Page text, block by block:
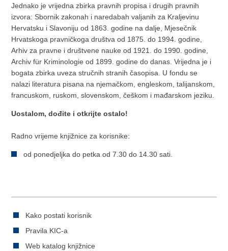
Jednako je vrijedna zbirka pravnih propisa i drugih pravnih
izvora: Sbornik zakonah i naredabah valjanih za Kraljevinu
Hervatsku i Slavoniju od 1863. godine na dalje, Mjesečnik
Hrvatskoga pravničkoga društva od 1875. do 1994. godine,
Arhiv za pravne i društvene nauke od 1921. do 1990. godine,
Archiv für Kriminologie od 1899. godine do danas. Vrijedna je i
bogata zbirka uveza stručnih stranih časopisa. U fondu se
nalazi literatura pisana na njemačkom, engleskom, talijanskom,
francuskom, ruskom, slovenskom, češkom i mađarskom jeziku.
Uostalom, dođite i otkrijte ostalo!
Radno vrijeme knjižnice za korisnike:
od ponedjeljka do petka od 7.30 do 14.30 sati.
Kako postati korisnik
Pravila KIC-a
Web katalog knjižnice